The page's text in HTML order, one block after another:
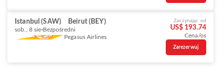
Istanbul (SAW) Beirut (BEY)
sob., 8 sie Bezpośredni
Pegasus Airlines
Zaczynając od
US$ 193.74
Cena/os
Zarezerwuj